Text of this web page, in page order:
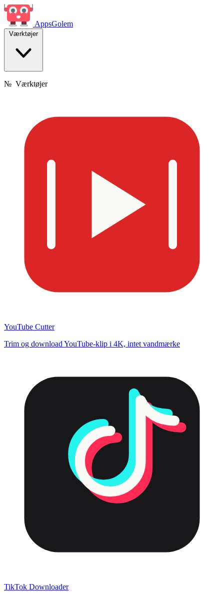
AppsGolem
Værktøjer
№ Værktøjer
YouTube Cutter
Trim og download YouTube-klip i 4K, intet vandmærke
TikTok Downloader